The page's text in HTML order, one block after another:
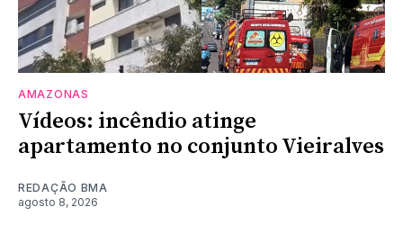
AMAZONAS
Vídeos: incêndio atinge
apartamento no conjunto Vieiralves
REDAÇÃO BMA
agosto 8, 2026